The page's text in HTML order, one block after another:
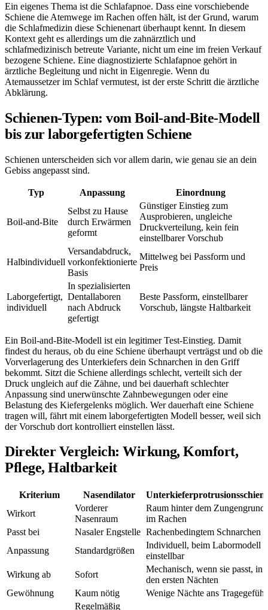
Ein eigenes Thema ist die Schlafapnoe. Dass eine vorschiebende
Schiene die Atemwege im Rachen offen hält, ist der Grund, warum
die Schlafmedizin diese Schienenart überhaupt kennt. In diesem
Kontext geht es allerdings um die zahnärztlich und
schlafmedizinisch betreute Variante, nicht um eine im freien Verkauf
bezogene Schiene. Eine diagnostizierte Schlafapnoe gehört in
ärztliche Begleitung und nicht in Eigenregie. Wenn du
Atemaussetzer im Schlaf vermutest, ist der erste Schritt die ärztliche
Abklärung.
Schienen-Typen: vom Boil-and-Bite-Modell
bis zur laborgefertigten Schiene
Schienen unterscheiden sich vor allem darin, wie genau sie an dein
Gebiss angepasst sind.
Typ Anpassung Einordnung
Boil-and-Bite
Selbst zu Hause
durch Erwärmen
geformt
Günstiger Einstieg zum
Ausprobieren, ungleiche
Druckverteilung, kein fein
einstellbarer Vorschub
Halbindividuell
Versandabdruck,
vorkonfektionierte
Basis
Mittelweg bei Passform und
Preis
Laborgefertigt,
individuell
In spezialisierten
Dentallaboren
nach Abdruck
gefertigt
Beste Passform, einstellbarer
Vorschub, längste Haltbarkeit
Ein Boil-and-Bite-Modell ist ein legitimer Test-Einstieg. Damit
findest du heraus, ob du eine Schiene überhaupt verträgst und ob die
Vorverlagerung des Unterkiefers dein Schnarchen in den Griff
bekommt. Sitzt die Schiene allerdings schlecht, verteilt sich der
Druck ungleich auf die Zähne, und bei dauerhaft schlechter
Anpassung sind unerwünschte Zahnbewegungen oder eine
Belastung des Kiefergelenks möglich. Wer dauerhaft eine Schiene
tragen will, fährt mit einem laborgefertigten Modell besser, weil sich
der Vorschub dort kontrolliert einstellen lässt.
Direkter Vergleich: Wirkung, Komfort,
Pflege, Haltbarkeit
Kriterium Nasendilator
Wirkort
Vorderer
Nasenraum
Raum hinter dem Zungengrund
im Rachen
Passt bei
Nasaler Engstelle Rachenbedingtem Schnarchen
Anpassung
Standardgrößen
Individuell, beim Labormodell
einstellbar
Wirkung ab
Sofort
Mechanisch, wenn sie passt, in
den ersten Nächten
Gewöhnung
Kaum nötig
Wenige Nächte ans Tragegefühl
Regelmäßig